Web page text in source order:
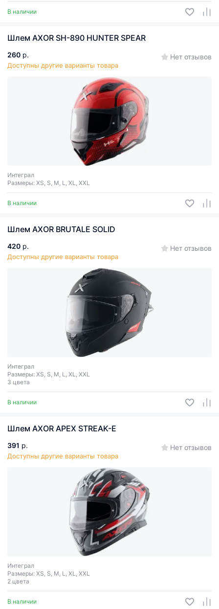
В наличии
Шлем AXOR SH-890 HUNTER SPEAR
260 р.
Доступны другие варианты товара
Нет отзывов
Интеграл
Размеры: XS, S, M, L, XL, XXL
В наличии
Шлем AXOR BRUTALE SOLID
420 р.
Доступны другие варианты товара
Нет отзывов
Интеграл
Размеры: XS, S, M, L, XL, XXL
3 цвета
В наличии
Шлем AXOR APEX STREAK-E
391 р.
Доступны другие варианты товара
Нет отзывов
Интеграл
Размеры: XS, S, M, L, XL, XXL
2 цвета
В наличии